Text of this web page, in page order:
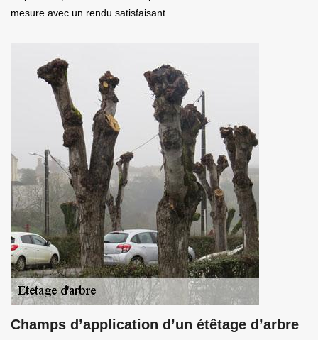
mesure avec un rendu satisfaisant.
Champs d’application d’un étêtage d’arbre